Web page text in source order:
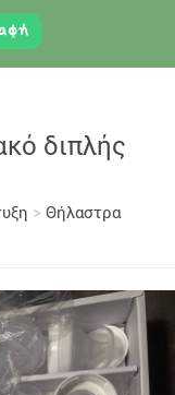
διπλής
> Θήλαστρα